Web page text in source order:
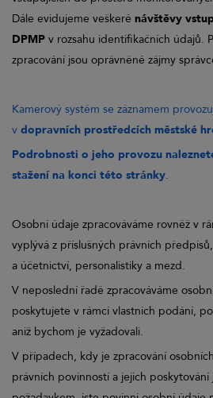
Dále evidujeme veškeré návštěvy
DPMP v rozsahu identifikačních údajů.
zpracování jsou oprávněné zájmy
Kamerový systém se záznamem
v dopravních prostředcích městské
Podrobnosti o jeho provozu
stažení na konci této stránky.
Osobní údaje zpracováváme rovněž v
vyplývá z příslušných právních
a účetnictví, personalistiky a mezd.
V neposlední řadě zpracováváme
poskytujete v rámci vlastních podání,
aniž bychom je vyžadovali.
V případech, kdy je zpracování
právních povinností a jejich poskytování